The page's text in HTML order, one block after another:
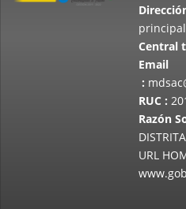
Central
Email
:
RUC :
Razón
URL